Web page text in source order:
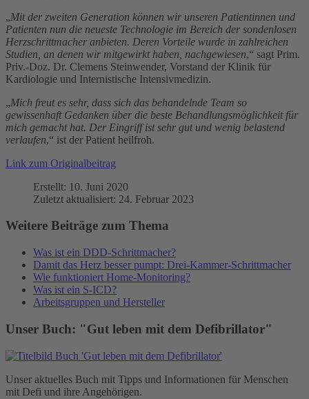
„Mit der zweiten Generation können wir unseren Patientinnen und
Patienten nun die neueste Technologie im Bereich der sondenlosen
Herzschrittmacher anbieten. Deren Vorteile wurde in zahlreichen
Studien, an denen wir mitgewirkt haben, nachgewiesen,“ sagt Prim.
Priv.-Doz. Dr. Clemens Steinwender, Vorstand der Klinik für
Kardiologie und Internistische Intensivmedizin.
„Mich freut es sehr, dass sich das behandelnde Team so
gewissenhaft Gedanken über die beste Behandlungsmöglichkeit für
mich gemacht hat. Der Eingriff ist sehr gut und wenig belastend
verlaufen,“ ist der Patient heilfroh.
Link zum Originalbeitrag
Erstellt: 10. Juni 2020
Zuletzt aktualisiert: 24. Februar 2023
Weitere Beiträge zum Thema
Was ist ein DDD-Schrittmacher?
Damit das Herz besser pumpt: Drei-Kammer-Schrittmacher
Wie funktioniert Home-Monitoring?
Was ist ein S-ICD?
Arbeitsgruppen und Hersteller
Unser Buch: "Gut leben mit dem Defibrillator"
Unser aktuelles Buch mit Tipps und Informationen für Menschen
mit Defi und ihre Angehörigen.